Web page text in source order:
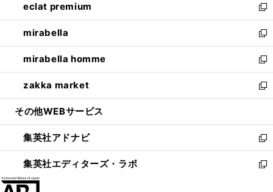
く
で
開
く
ド
ウ
で
開
く
ィ
ン
ド
ウ
で
開
く
い
ウ
ィ
ン
ド
ウ
で
開
eclat premium
新
し
い
ウ
ィ
ン
ド
ウ
開
く
mirabella
新
し
い
ウ
ィ
ン
ウ
で
開
く
mirabella homme
新
し
い
ウ
ン
ド
ウ
で
zakka market
新
し
ウ
ィ
ン
ド
その他WEBサービス
集英社アドナビ
新
し
い
集英社エディターズ・ラボ
新